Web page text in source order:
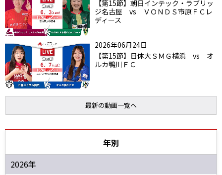
【第15節】朝日インテック・ラブリッ
ジ名古屋 vs ＶＯＮＤＳ市原ＦＣレ
ディース
2026年06月24日
【第15節】日体大ＳＭＧ横浜 vs オ
ルカ鴨川ＦＣ
最新の動画一覧へ
年別
2026年